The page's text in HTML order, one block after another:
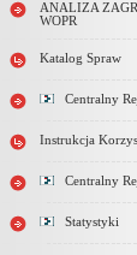
ANALIZA
WOPR
Katalog Spraw
Centralny
Instrukcja
Centralny
Statystyki